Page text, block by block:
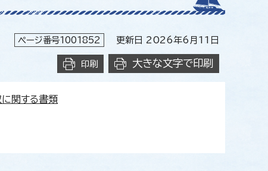
ページ番号1001852 更新日 2026年6月11日
印刷 大きな文字で印刷
関する書類